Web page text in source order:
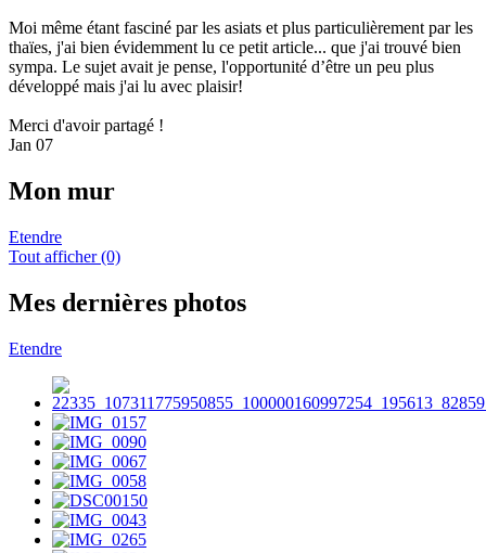
Moi même étant fasciné par les asiats et plus particulièrement par les
thaïes, j'ai bien évidemment lu ce petit article... que j'ai trouvé bien
sympa. Le sujet avait je pense, l'opportunité d’être un peu plus
développé mais j'ai lu avec plaisir!
Merci d'avoir partagé !
Jan 07
Mon mur
Etendre
Tout afficher (0)
Mes dernières photos
Etendre